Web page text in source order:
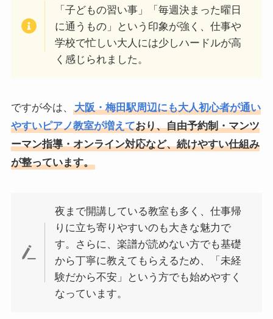
「子どもの習い事」「毎週決まった曜日
に通うもの」という印象が強く、仕事や
学校で忙しい大人には少しハードルが高
く感じられました。
ですが今は、
大阪・梅田駅周辺にも大人初心者が通い
やすいピアノ教室が増えており、自由予約制・マンツ
ーマン指導・オンライン対応など、続けやすい仕組み
が整っています。
夜まで開講している教室も多く、仕事帰
りに立ち寄りやすいのも大きな魅力で
す。さらに、楽譜が読めない方でも基礎
から丁寧に教えてもらえるため、「未経
験だから不安」という方でも始めやすく
なっています。